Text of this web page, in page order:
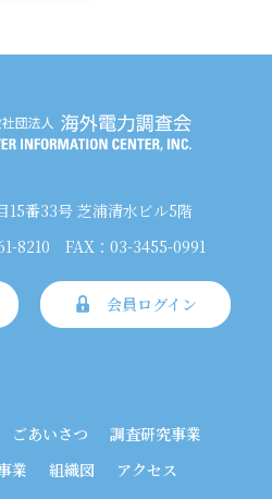
15番33号 芝浦清水ビル5階
8210 FAX：03-3455-0991
会員ログイン
ごあいさつ
調査研究事業
業 組織図
アクセス